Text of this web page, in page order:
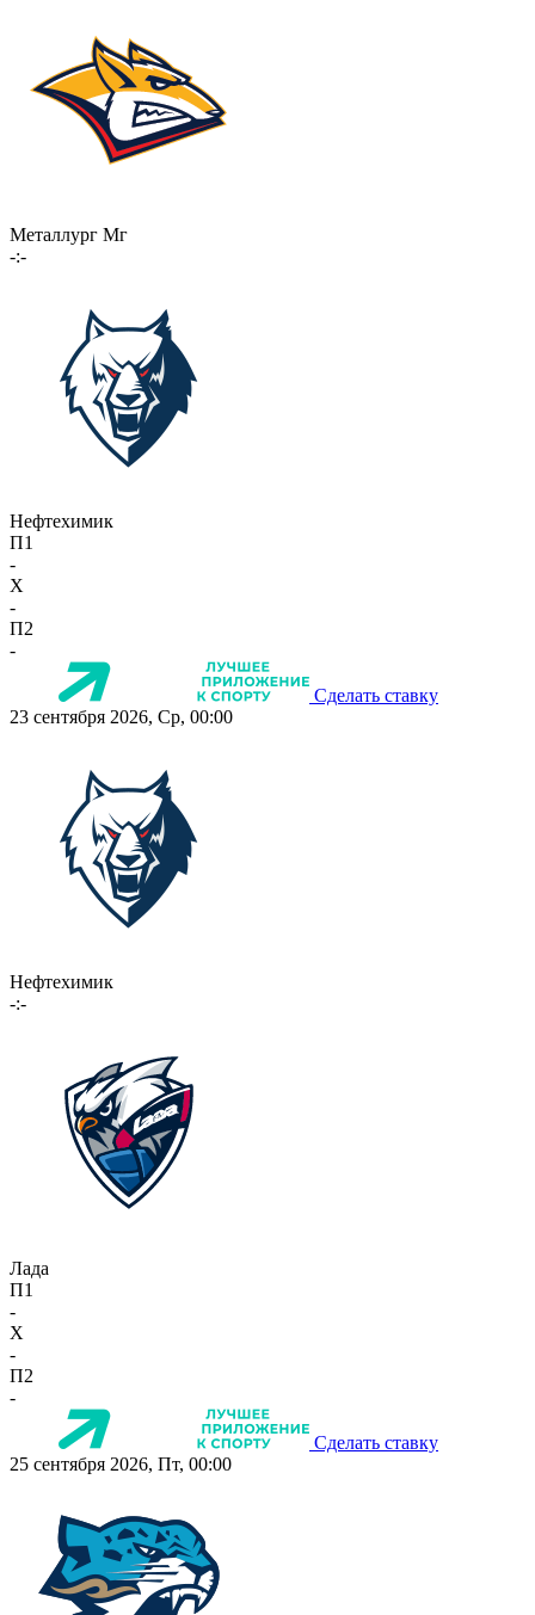
Металлург Мг
-:-
Нефтехимик
П1
-
X
-
П2
-
Сделать ставку
23 сентября 2026, Ср, 00:00
Нефтехимик
-:-
Лада
П1
-
X
-
П2
-
Сделать ставку
25 сентября 2026, Пт, 00:00